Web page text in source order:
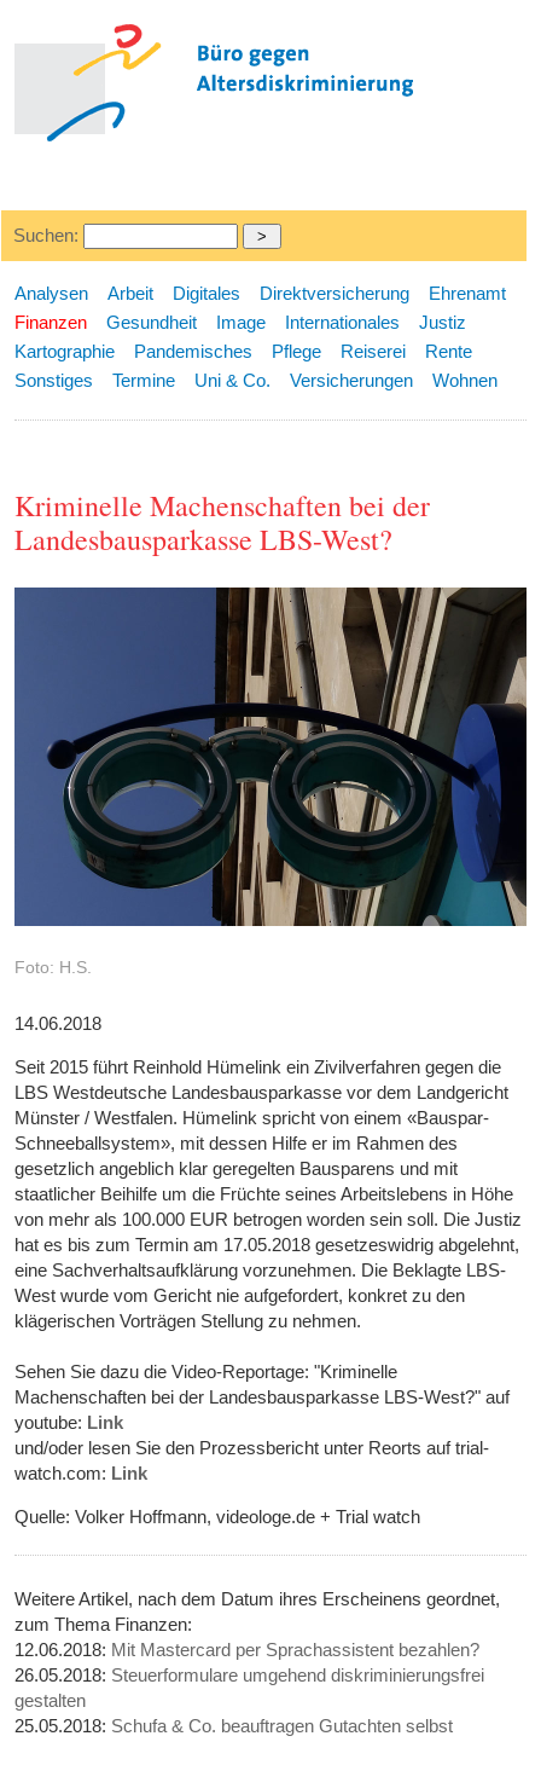
Suchen:
Analysen Arbeit Digitales Direktversicherung
Ehrenamt
Finanzen
Gesundheit Image Internationales
Justiz
Kartographie
Pandemisches Pflege Reiserei
Rente
Sonstiges
Termine Uni & Co. Versicherungen Wohnen
Kriminelle Machenschaften bei der
Landesbausparkasse LBS-West?
Foto: H.S.
14.06.2018
Seit 2015 führt Reinhold Hümelink ein Zivilverfahren gegen die
LBS Westdeutsche Landesbausparkasse vor dem Landgericht
Münster / Westfalen. Hümelink spricht von einem «Bauspar-
Schneeballsystem», mit dessen Hilfe er im Rahmen des
gesetzlich angeblich klar geregelten Bausparens und mit
staatlicher Beihilfe um die Früchte seines Arbeitslebens in Höhe
von mehr als 100.000 EUR betrogen worden sein soll. Die Justiz
hat es bis zum Termin am 17.05.2018 gesetzeswidrig abgelehnt,
eine Sachverhaltsaufklärung vorzunehmen. Die Beklagte LBS-
West wurde vom Gericht nie aufgefordert, konkret zu den
klägerischen Vorträgen Stellung zu nehmen.
Sehen Sie dazu die Video-Reportage: "Kriminelle
Machenschaften bei der Landesbausparkasse LBS-West?" auf
youtube: Link
und/oder lesen Sie den Prozessbericht unter Reorts auf trial-
watch.com: Link
Quelle: Volker Hoffmann, videologe.de + Trial watch
Weitere Artikel, nach dem Datum ihres Erscheinens geordnet,
zum Thema Finanzen:
12.06.2018: Mit Mastercard per Sprachassistent bezahlen?
26.05.2018: Steuerformulare umgehend diskriminierungsfrei
gestalten
25.05.2018: Schufa & Co. beauftragen Gutachten selbst